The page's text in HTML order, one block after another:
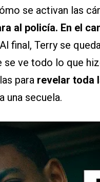
se activan las
al policía. En el
final, Terry se
se ve todo lo que
para revelar toda
una secuela.